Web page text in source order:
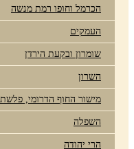
הכרמל וחופו רמת מנשה
העמקים
שומרון ובקעת הירדן
השרון
מישור החוף הדרומי, פלשת
השפלה
הרי יהודה